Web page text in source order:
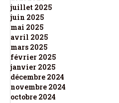
juillet 2025
juin 2025
mai 2025
avril 2025
mars 2025
février 2025
janvier 2025
décembre 2024
novembre 2024
octobre 2024